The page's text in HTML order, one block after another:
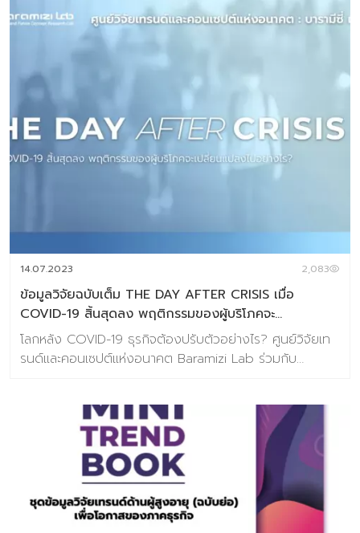
18 เดือน (ตามการคาดการณ์ของความสามารถในการสร้าง
วัคซีน) การใช้ชีวิตให้ได้ใกล้เคียงเดิมแต่….ระมัดระวังกว่าเดิม…
ปลอดภัยกว่าเดิม จึงกลายเป็นความจำเป็นของชีวิตมนุษย์หลัง
จากนี้ พฤติกรรมที่เปลี่ยนไปที่คนหลายคนเรียกมันว่า “New
Normal” นั้น มองในด้านหนึ่งเหมือน Tsunami ที่เข้ามากวาด
อะไรเดิมๆ ให้ธุรกิจเกิดอุปสรรค ขาดรายได้ ทำกิจการต่างๆ ไป
ได้อย่างยากลำบาก หากแต่มองอีกด้านหนึ่งจะพบว่าโลกของ
เรากำลังเกิด “Demand” ใหม่ขึ้นจำนวนมาก โลกกำลัง
ต้องการอะไรก็ได้ที่มาเป็นตัวช่วยให้เราสามารถใช้ชีวิตได้เหมือน
เดิม ใกล้เคียงเดิม หรืออาจจะดีกว่าเดิมให้ได้มากที่สุด “8
คือ 1. เพื่อกระตุ้นและปลุกเร้าตลอดจนจุดประกายให้ผู้นำธุรกิจ
14.07.2023 2,083
ข้อมูลวิจัยฉบับเต็ม THE DAY AFTER CRISIS เมื่อ
COVID-19 สิ้นสุดลง พฤติกรรมของผู้บริโภคจะ
เปลี่ยนแปลงไปอย่างไร? (Full Report Version)
โลกหลัง COVID-19 ธุรกิจต้องปรับตัวอย่างไร? ศูนย์วิจัยเท
รนด์และคอนเซปต์แห่งอนาคต Baramizi Lab ร่วมกับ
จึงร่วมกันจัดทำงานวิจัยชุด “The Day After Crisis” ขึ้น
เพื่อถอดรหัสและคาดการณ์ความเปลี่ยนแปลงของผู้บริโภค
แห่งอนาคตที่จะส่งผลต่อการเฝ้าระวังและการเตรียมการรับมือ
ของภาคธุรกิจ โดยวิธีการวิจัยคือการเก็บแบบสอบถาม
ออนไลน์จากกลุ่มผู้บริโภคจำนวน 443 ตัวอย่าง (ช่วงเวลาการ
เก็บข้อมูล 23 เมษายน – 3 พฤษภาคม 2563)โดยชุดคำถามที่